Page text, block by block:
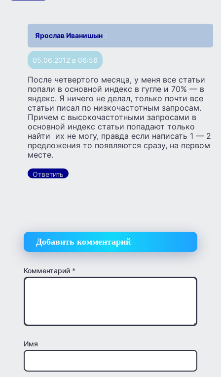
Ярослав Иванишын :
05.06.2012 в 06:56
После четвертого месяца, у меня все статьи
попали в основной индекс в гугле и 70% — в
яндекс. Я ничего не делал, только почти все
статьи писал по низкочастотным запросам.
Причем с высокочастотными запросами в
основной индекс статьи попадают только
найти их не могу, правда если написать 1 — 2
предложения то появляются сразу, на первом
месте.
Ответить
Добавить комментарий
Комментарий *
Имя